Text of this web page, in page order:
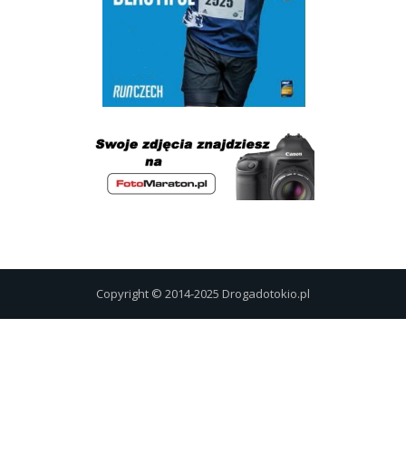
Copyright © 2014-2025 Drogadotokio.pl